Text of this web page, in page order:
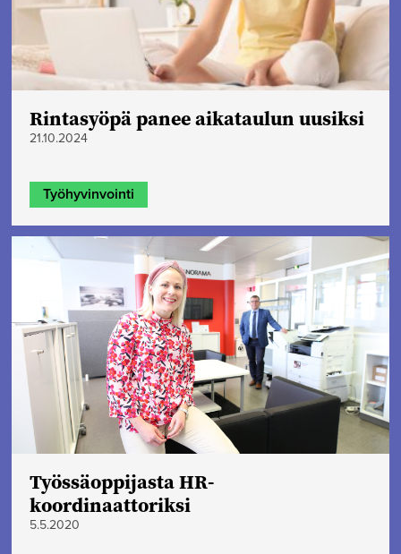
Rintasyöpä panee aikataulun uusiksi
21.10.2024
Työhyvinvointi
Työssäoppijasta HR-
koordinaattoriksi
5.5.2020